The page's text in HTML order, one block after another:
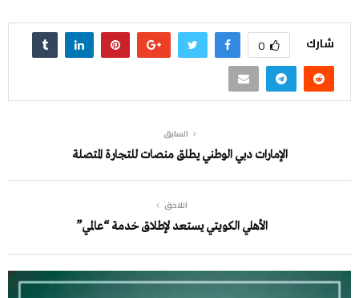
شارك 0
السابق
الإمارات دبي الوطني يطلق منصات للتجارة المتصلة
اللاحق
الأهلي الكويتي يستعد لإطلاق خدمة “عالمي”